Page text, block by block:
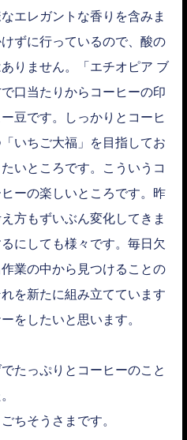
エレガントな香りを含みま
ずに行っているので、酸の
りません。「エチオピア ブ
口当たりからコーヒーの印
豆です。しっかりとコーヒ
いちご大福」を目指してお
いところです。こういうコ
ーの楽しいところです。昨
方もずいぶん変化してきま
にしても様々です。毎日欠
業の中から見つけることの
を新たに組み立てています
をしたいと思います。
たっぷりとコーヒーのこと
ちそうさまです。